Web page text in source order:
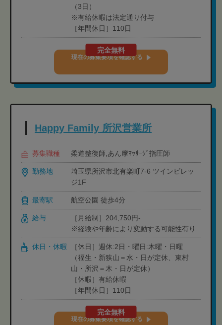
（3日）
※有給休暇は法定通り付与
［年間休日］110日
完全無料
現在の募集要項を確認する
Happy Family 所沢営業所
募集職種 柔道整復師,あん摩ﾏｯｻｰｼﾞ指圧師
勤務地
埼玉県所沢市北有楽町7-6 ツインビレッ
ジ1F
最寄駅 航空公園 徒歩4分
給与
［月給制］204,750円-
※経験や年齢により変動する可能性有り
休日・休暇
［休日］週休:2日・曜日:木曜・日曜
（福生・新狭山＝水・日が定休、東村
山・所沢＝木・日が定休）
［休暇］有給休暇
［年間休日］110日
完全無料
現在の募集要項を確認する